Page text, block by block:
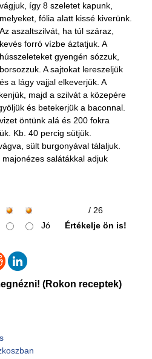
vágjuk, így 8 szeletet kapunk,
melyeket, fólia alatt kissé kiverünk.
Az aszaltszilvát, ha túl száraz,
kevés forró vízbe áztatjuk. A
hússzeleteket gyengén sózzuk,
borsozzuk. A sajtokat lereszeljük
és a lágy vajjal elkeverjük. A
majd a szilvát a közepére
és betekerjük a baconnal.
öntünk alá és 200 fokra
Kb. 40 percig sütjük.
sült burgonyával tálaljuk.
salátákkal adjuk
/ 26
Jó Értékelje ön is!
(Rokon receptek)